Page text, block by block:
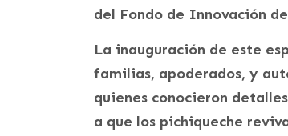
del Fondo de Innovación
La inauguración de este
familias, apoderados, y
quienes conocieron
a que los pichiqueche